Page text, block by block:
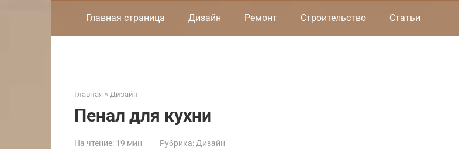
Главная страница Дизайн Ремонт Строительство Статьи
Главная » Дизайн
Пенал для кухни
На чтение: 19 мин Рубрика: Дизайн